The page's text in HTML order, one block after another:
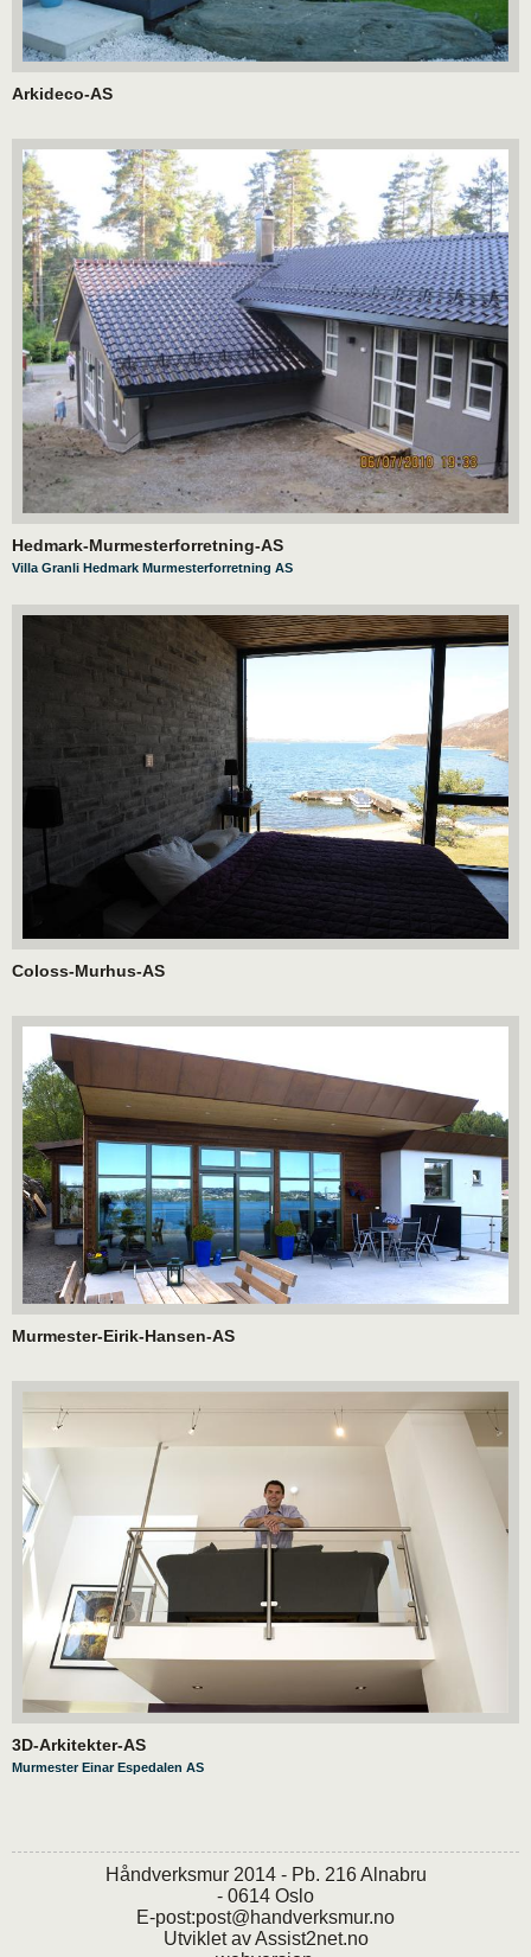
Arkideco-AS
Hedmark-Murmesterforretning-AS
Villa Granli Hedmark Murmesterforretning AS
Coloss-Murhus-AS
Murmester-Eirik-Hansen-AS
3D-Arkitekter-AS
Murmester Einar Espedalen AS
Håndverksmur 2014 - Pb. 216 Alnabru
- 0614 Oslo
E-post:post@handverksmur.no
Utviklet avAssist2net.no